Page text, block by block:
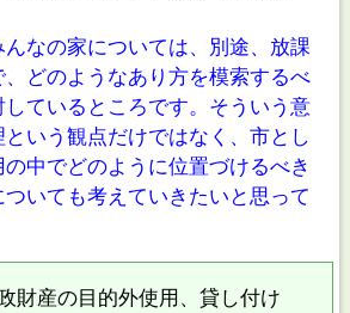
なの家については、別途、放課
どのようなあり方を模索するべ
しているところです。そういう意
いう観点だけではなく、市とし
中でどのように位置づけるべき
いても考えていきたいと思って
財産の目的外使用、貸し付け